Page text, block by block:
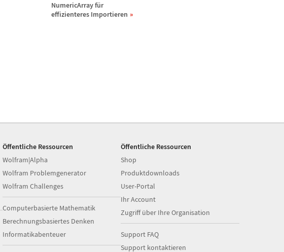
NumericArray für
effizienteres Importieren
Öffentliche Ressourcen
Wolfram|Alpha
Wolfram Problemgenerator
Wolfram Challenges
Computerbasierte Mathematik
Berechnungsbasiertes Denken
Informatikabenteuer
Öffentliche Ressourcen
Shop
Produktdownloads
User-Portal
Ihr Account
Zugriff über Ihre Organisation
Support FAQ
Support kontaktieren